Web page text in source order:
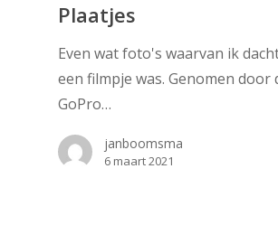
Plaatjes
Even wat foto's waarvan ik
een filmpje was. Genomen door
GoPro…
janboomsma
6 maart 2021